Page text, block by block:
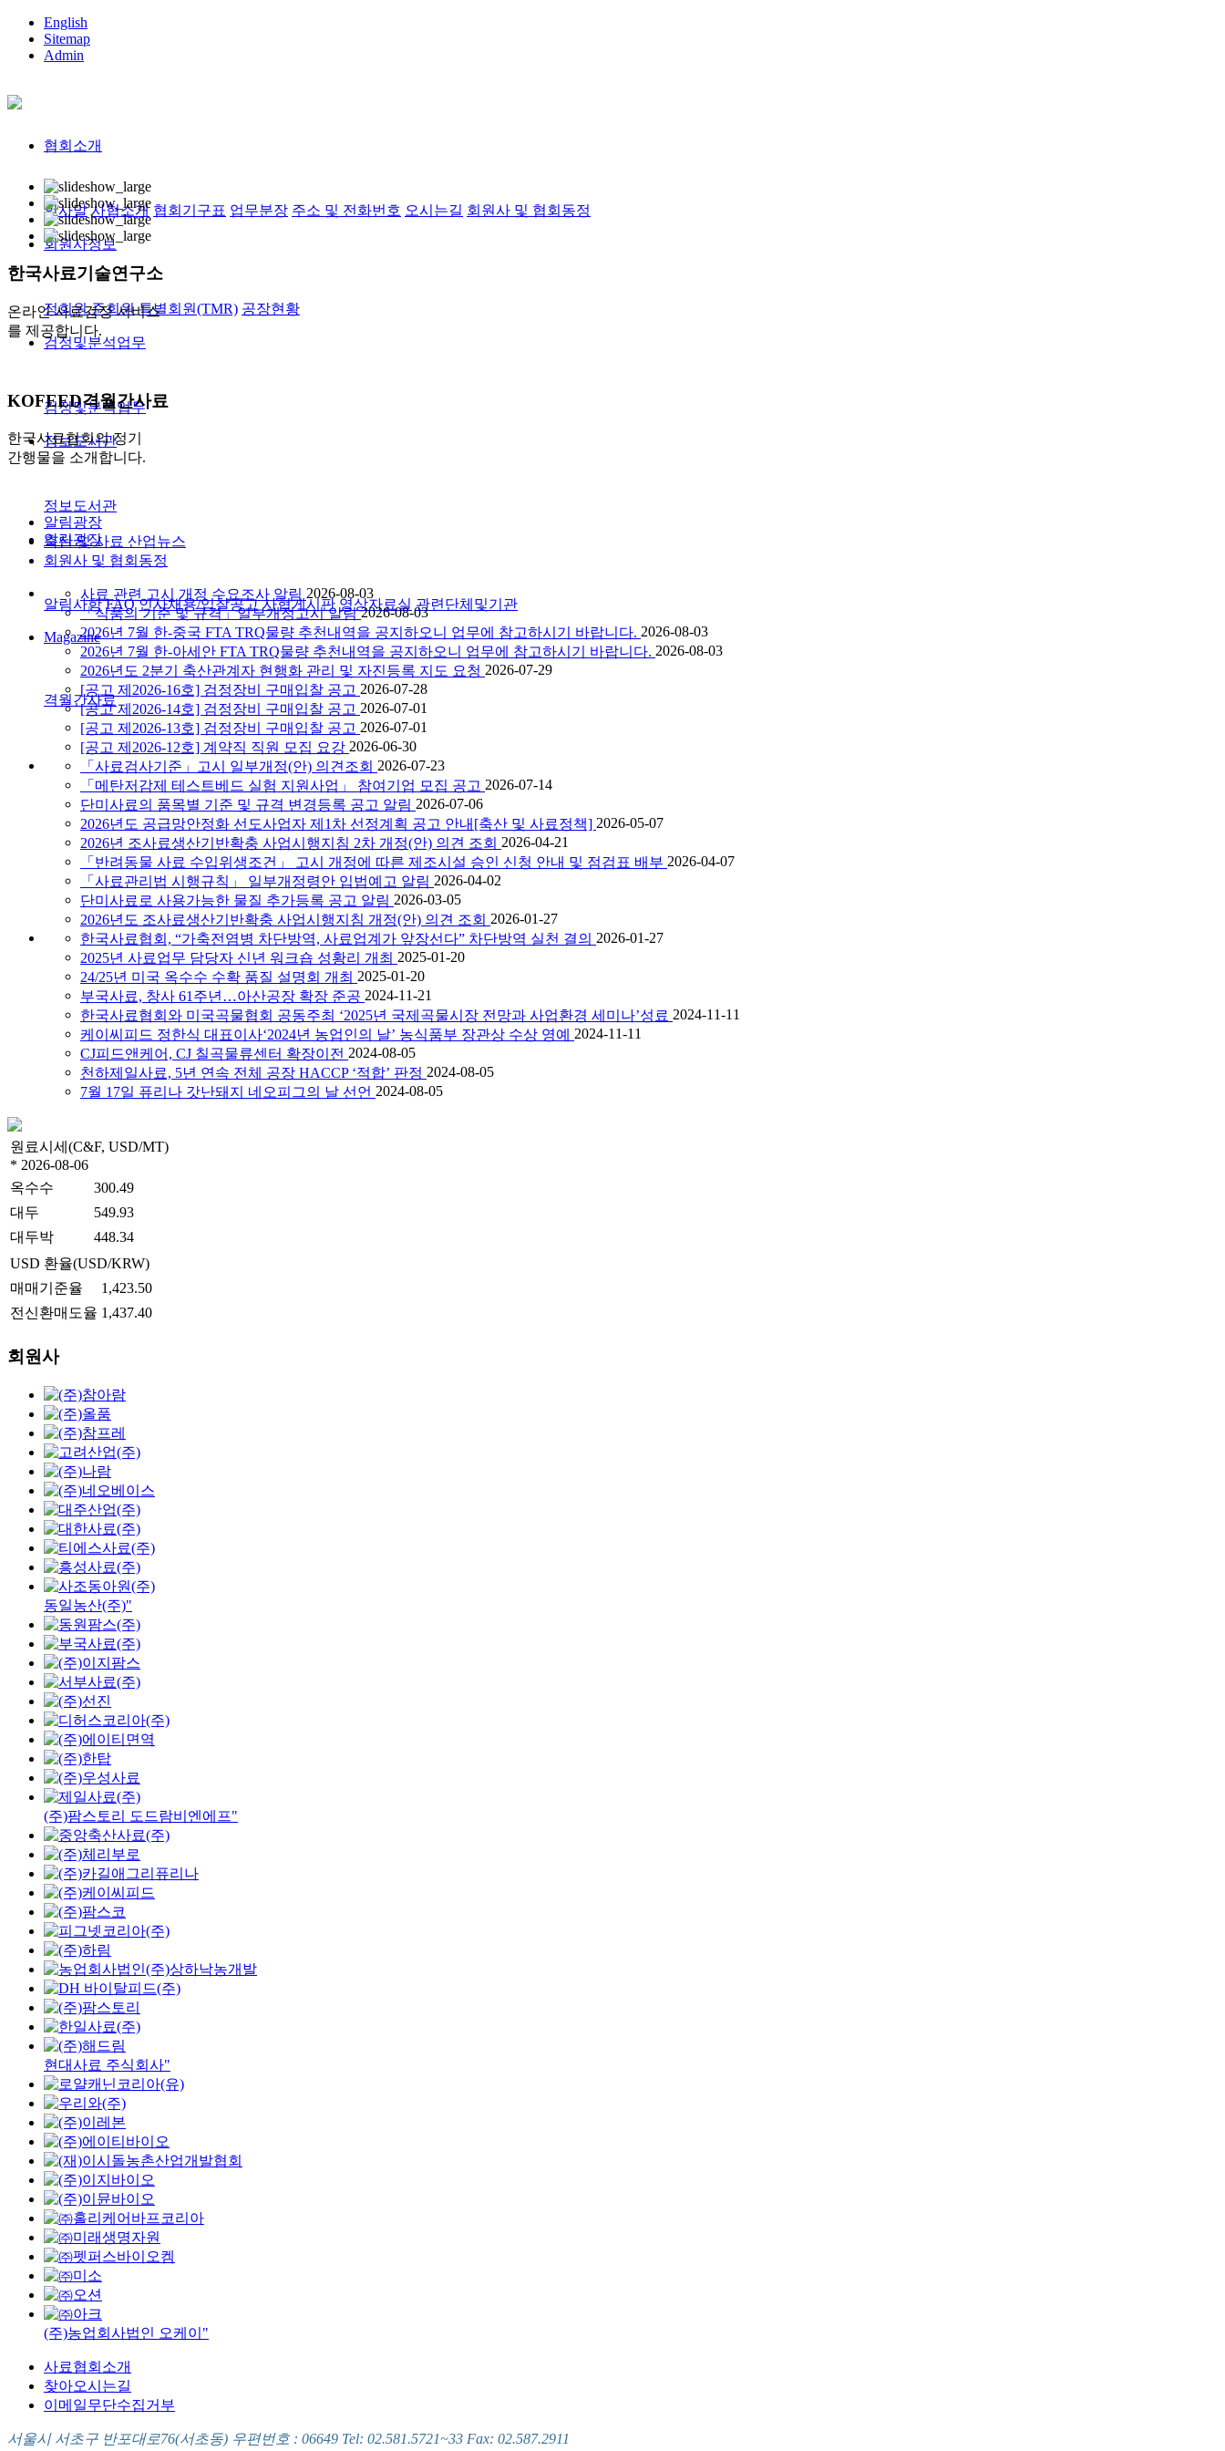
English
Sitemap
Admin
협회소개
인사말 사협소개 협회기구표 업무분장 주소 및 전화번호 오시는길 회원사 및 협회동정
회원사정보
정회원,준회원 특별회원(TMR) 공장현황
검정및분석업무
검정및분석업무
정보도서관
정보도서관
알림광장
알림사항 FAQ 인사채용/입찰공고 사협게시판 영상자료실 관련단체및기관
Magazine
격월간사료
한국사료기술연구소
온라인 사료검정 서비스
를 제공합니다.
KOFEED격월간사료
한국사료협회의 정기
간행물을 소개합니다.
알림광장
축산 및 사료 산업뉴스
회원사 및 협회동정
사료 관련 고시 개정 수요조사 알림 2026-08-03
「식품의 기준 및 규격」일부개정고시 알림2026-08-03
2026년 7월 한-중국 FTA TRQ물량 추천내역을 공지하오니 업무에 참고하시기 바랍니다. 2026-08-03
2026년 7월 한-아세안 FTA TRQ물량 추천내역을 공지하오니 업무에 참고하시기 바랍니다. 2026-08-03
2026년도 2분기 축산관계자 현행화 관리 및 자진등록 지도 요청 2026-07-29
[공고 제2026-16호] 검정장비 구매입찰 공고 2026-07-28
[공고 제2026-14호] 검정장비 구매입찰 공고 2026-07-01
[공고 제2026-13호] 검정장비 구매입찰 공고 2026-07-01
[공고 제2026-12호] 계약직 직원 모집 요강 2026-06-30
「사료검사기준」고시 일부개정(안) 의견조회 2026-07-23
「메탄저감제 테스트베드 실험 지원사업」 참여기업 모집 공고 2026-07-14
단미사료의 품목별 기준 및 규격 변경등록 공고 알림 2026-07-06
2026년도 공급망안정화 선도사업자 제1차 선정계획 공고 안내[축산 및 사료정책] 2026-05-07
2026년 조사료생산기반확충 사업시행지침 2차 개정(안) 의견 조회 2026-04-21
「반려동물 사료 수입위생조건」 고시 개정에 따른 제조시설 승인 신청 안내 및 점검표 배부 2026-04-07
「사료관리법 시행규칙」 일부개정령안 입법예고 알림 2026-04-02
단미사료로 사용가능한 물질 추가등록 공고 알림 2026-03-05
2026년도 조사료생산기반확충 사업시행지침 개정(안) 의견 조회 2026-01-27
한국사료협회, “가축전염병 차단방역, 사료업계가 앞장선다” 차단방역 실천 결의 2026-01-27
2025년 사료업무 담당자 신년 워크숍 성황리 개최 2025-01-20
24/25년 미국 옥수수 수확 품질 설명회 개최 2025-01-20
부국사료, 창사 61주년…아산공장 확장 준공 2024-11-21
한국사료협회와 미국곡물협회 공동주최 ‘2025년 국제곡물시장 전망과 사업환경 세미나’성료 2024-11-11
케이씨피드 정한식 대표이사‘2024년 농업인의 날’ 농식품부 장관상 수상 영예 2024-11-11
CJ피드앤케어, CJ 칠곡물류센터 확장이전 2024-08-05
천하제일사료, 5년 연속 전체 공장 HACCP ‘적합’ 판정 2024-08-05
7월 17일 퓨리나 갓난돼지 네오피그의 날 선언 2024-08-05
원료시세(C&F, USD/MT)
* 2026-08-06
옥수수
300.49
대두
549.93
대두박
448.34
USD 환율(USD/KRW)
매매기준율
1,423.50
전신환매도율 1,437.40
회원사
동일농산(주)"
(주)팜스토리 도드람비엔에프"
현대사료 주식회사"
(주)농업회사법인 오케이"
사료협회소개
찾아오시는길
이메일무단수집거부
서울시 서초구 반포대로76(서초동) 우편번호 : 06649 Tel: 02.581.5721~33 Fax: 02.587.2911